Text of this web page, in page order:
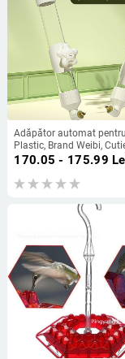
Adăpător automat
Plastic, Brand Weibi,
bucăți, Potrivit pentru
170.05 - 175.99